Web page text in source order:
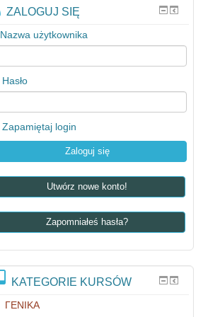
ZALOGUJ SIĘ
Nazwa użytkownika
Hasło
Zapamiętaj login
Utwórz nowe konto!
Zapomniałeś hasła?
KATEGORIE KURSÓW
ΓΕΝΙΚΑ